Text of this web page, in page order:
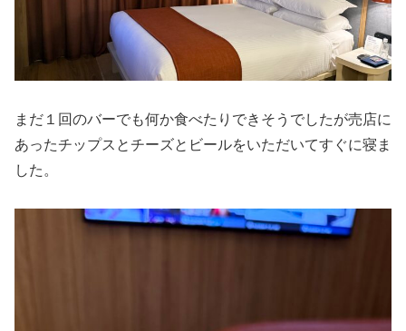
まだ１回のバーでも何か食べたりできそうでしたが売店に
あったチップスとチーズとビールをいただいてすぐに寝ま
した。